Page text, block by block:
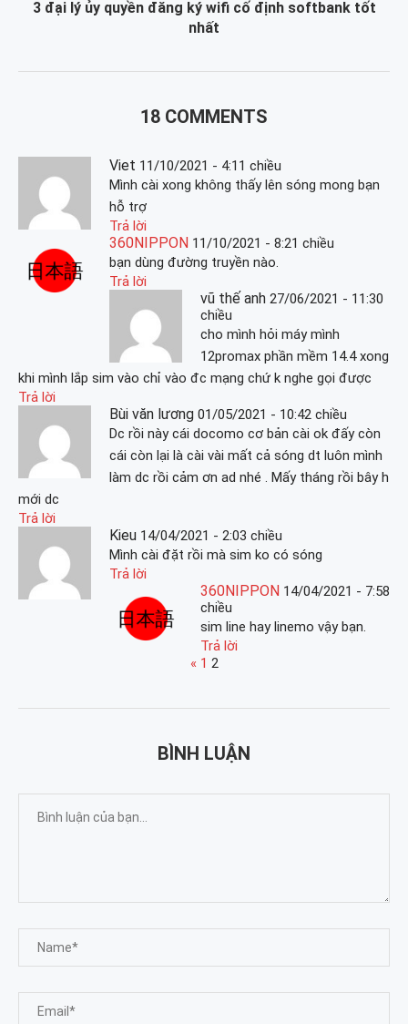
3 đại lý ủy quyền đăng ký wifi cố định softbank tốt
nhất
18 COMMENTS
Viet 11/10/2021 - 4:11 chiều
Mình cài xong không thấy lên sóng mong bạn
hỗ trợ
Trả lời
360NIPPON 11/10/2021 - 8:21 chiều
bạn dùng đường truyền nào.
Trả lời
vũ thế anh 27/06/2021 - 11:30
chiều
cho mình hỏi máy mình
12promax phần mềm 14.4 xong
khi mình lắp sim vào chỉ vào đc mạng chứ k nghe gọi được
Trả lời
Bùi văn lương 01/05/2021 - 10:42 chiều
Dc rồi này cái docomo cơ bản cài ok đấy còn
cái còn lại là cài vài mất cả sóng dt luôn mình
làm dc rồi cảm ơn ad nhé . Mấy tháng rồi bây h
mới dc
Trả lời
Kieu 14/04/2021 - 2:03 chiều
Mình cài đặt rồi mà sim ko có sóng
Trả lời
360NIPPON 14/04/2021 - 7:58
chiều
sim line hay linemo vậy bạn.
Trả lời
« 1 2
BÌNH LUẬN